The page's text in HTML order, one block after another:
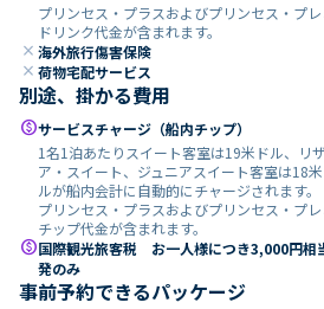
プリンセス・プラスおよびプリンセス・プレ
ドリンク代金が含まれます。
close 海外旅行傷害保険
close 荷物宅配サービス
別途、掛かる費用
paidサービスチャージ（船内チップ）
1名1泊あたりスイート客室は19米ドル、リ
ア・スイート、ジュニアスイート客室は18
ルが船内会計に自動的にチャージされます。
プリンセス・プラスおよびプリンセス・プレ
チップ代金が含まれます。
paid国際観光旅客税 お一人様につき3,000円相
発のみ
事前予約できるパッケージ